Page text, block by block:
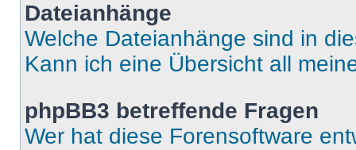
Dateianhänge
Welche Dateianhänge sind in
Kann ich eine Übersicht all
phpBB3 betreffende Fragen
Wer hat diese Forensoftware